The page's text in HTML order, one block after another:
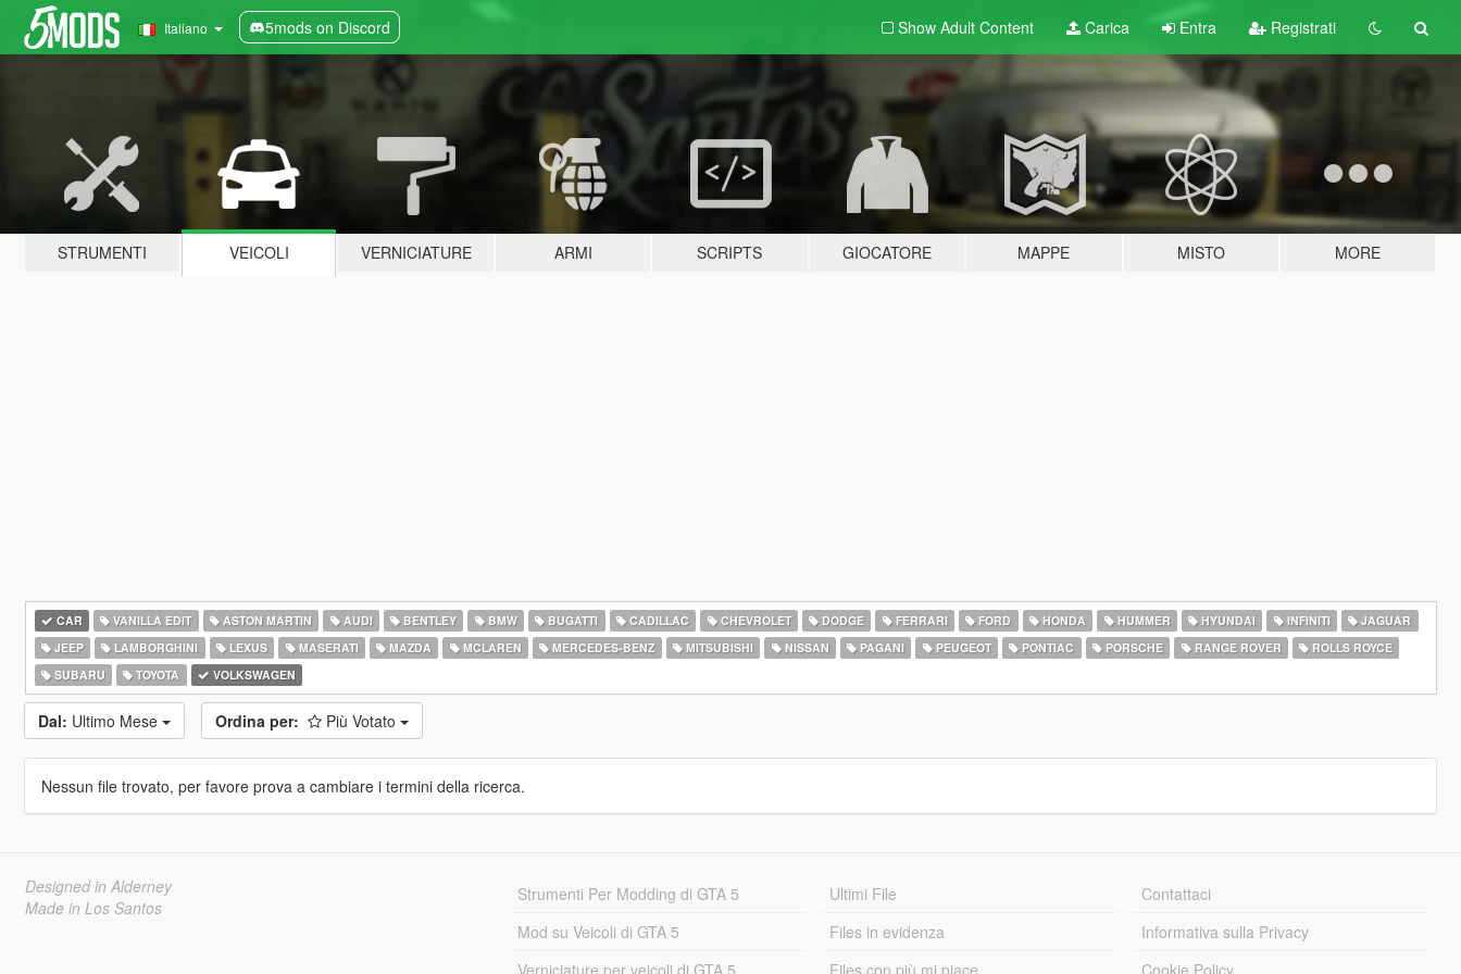
Italiano 5mods on Discord Show Adult Content Carica Entra Registrati
STRUMENTI VEICOLI VERNICIATURE ARMI SCRIPTS GIOCATORE MAPPE MISTO MORE
CAR VANILLA EDIT ASTON MARTIN AUDI BENTLEY BMW BUGATTI CADILLAC CHEVROLET DODGE FERRARI FORD HONDA HUMMER HYUNDAI INFINITI
JAGUAR
JEEP
LAMBORGHINI LEXUS MASERATI MAZDA MCLAREN MERCEDES-BENZ MITSUBISHI NISSAN PAGANI PEUGEOT PONTIAC PORSCHE RANGE ROVER
ROLLS ROYCE
SUBARU
TOYOTA VOLKSWAGEN
Dal: Ultimo Mese Ordina per: Più Votato
Nessun file trovato, per favore prova a cambiare i termini della ricerca.
Designed in Alderney
Made in Los Santos
Strumenti Per Modding di GTA 5
Mod su Veicoli di GTA 5
Verniciature per veicoli di GTA 5
Ultimi File
Files in evidenza
Files con più mi piace
Contattaci
Informativa sulla Privacy
Cookie Policy